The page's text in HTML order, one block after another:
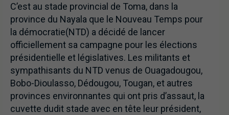
C’est au stade provincial de Toma, dans la
province du Nayala que le Nouveau Temps pour
la démocratie(NTD) a décidé de lancer
officiellement sa campagne pour les élections
présidentielle et législatives. Les militants et
sympathisants du NTD venus de Ouagadougou,
Bobo-Dioulasso, Dédougou, Tougan, et autres
provinces environnantes qui ont pris d’assaut, la
cuvette dudit stade avec en tête leur président,